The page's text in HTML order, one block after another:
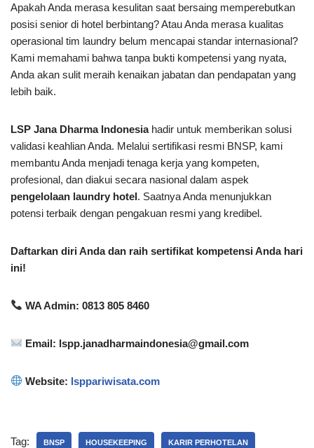
Apakah Anda merasa kesulitan saat bersaing memperebutkan
posisi senior di hotel berbintang? Atau Anda merasa kualitas
operasional tim laundry belum mencapai standar internasional?
Kami memahami bahwa tanpa bukti kompetensi yang nyata,
Anda akan sulit meraih kenaikan jabatan dan pendapatan yang
lebih baik.
LSP Jana Dharma Indonesiahadir untuk memberikan solusi
validasi keahlian Anda. Melalui sertifikasi resmi BNSP, kami
membantu Anda menjadi tenaga kerja yang kompeten,
profesional, dan diakui secara nasional dalam aspek
pengelolaan laundry hotel. Saatnya Anda menunjukkan
potensi terbaik dengan pengakuan resmi yang kredibel.
Daftarkan diri Anda dan raih sertifikat kompetensi Anda hari
ini!
WA Admin: 0813 805 8460
Email: lspp.janadharmaindonesia@gmail.com
Website: lsppariwisata.com
Tag: BNSP HOUSEKEEPING KARIR PERHOTELAN